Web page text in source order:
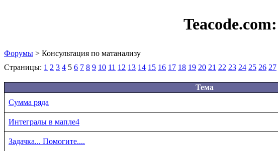
Teacode.com:
Форумы > Консультация по матанализу
Страницы: 1 2 3 4 5 6 7 8 9 10 11 12 13 14 15 16 17 18 19 20 21 22 23 24 25 26 27
Тема
Сумма ряда
Интегралы в мапле4
Задачка... Помогите....